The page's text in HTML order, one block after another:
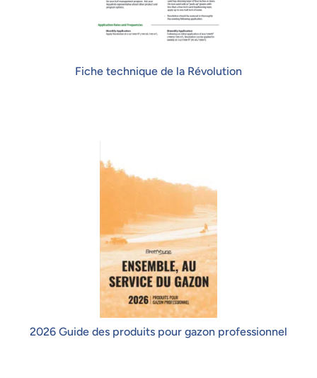
Fiche technique de la Révolution
2026 Guide des produits pour gazon professionnel